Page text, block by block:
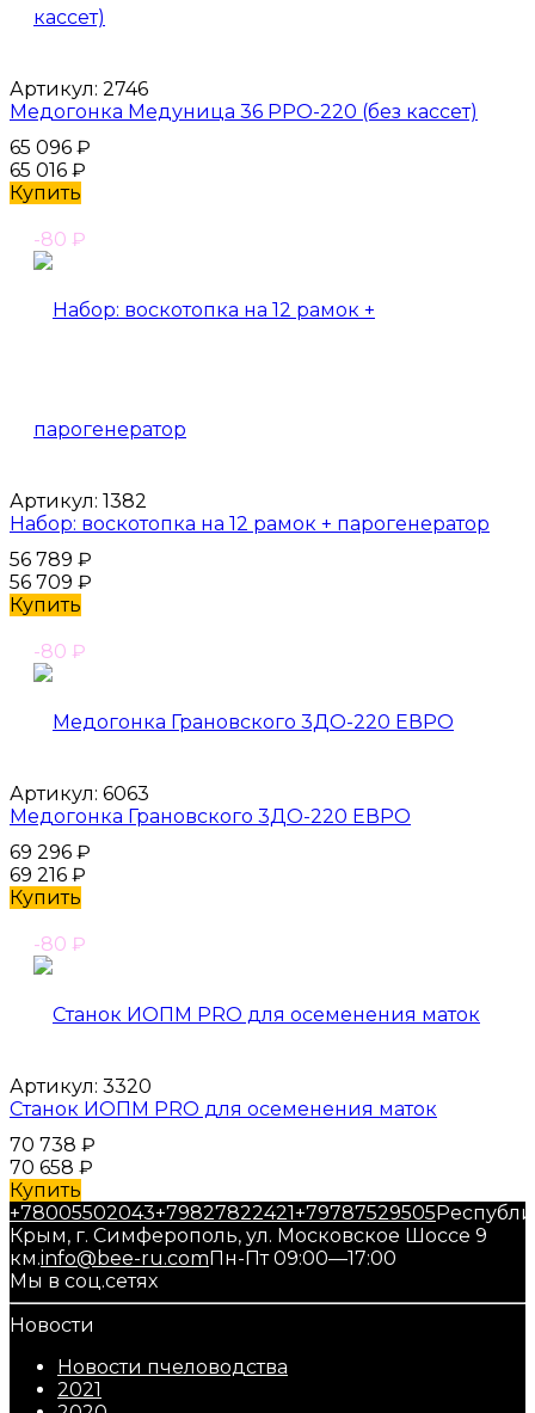
Артикул: 2746
Медогонка Медуница 36 РРО-220 (без кассет)
65 096 ₽
65 016 ₽
Купить
-80 ₽
Артикул: 1382
Набор: воскотопка на 12 рамок + парогенератор
56 789 ₽
56 709 ₽
Купить
-80 ₽
Артикул: 6063
Медогонка Грановского 3ДО-220 ЕВРО
69 296 ₽
69 216 ₽
Купить
-80 ₽
Артикул: 3320
Станок ИОПМ PRO для осеменения маток
70 738 ₽
70 658 ₽
Купить
+78005502043+79827822421+79787529505
Крым, г. Симферополь, ул. Московское Шоссе 9
км.info@bee-ru.comПн-Пт 09:00—17:00
Мы в соц.сетях
Новости
Новости пчеловодства
2021